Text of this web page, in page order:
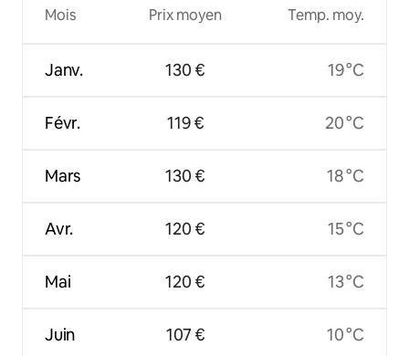
Mois
Janv.
Févr.
Mars
Avr.
Mai
Juin
Prix moyen
130 €
119 €
130 €
120 €
120 €
107 €
Temp. moy.
19 °C
20 °C
18 °C
15 °C
13 °C
10 °C